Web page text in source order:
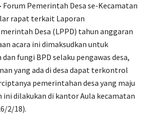
Forum Pemerintah Desa se-Kecamatan
rapat terkait Laporan
Desa (LPPD) tahun anggaran
acara ini dimaksudkan untuk
fungi BPD selaku pengawas desa,
yang ada di desa dapat terkontrol
pemerintahan desa yang maju
ini dilakukan di kantor Aula kecamatan
2/18).